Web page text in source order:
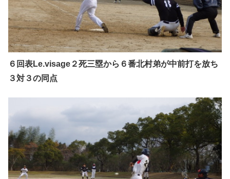
６回表Le.visage２死三塁から６番北村弟が中前打を放ち
３対３の同点